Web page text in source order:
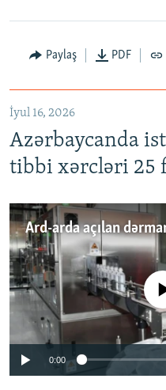
Paylaş PDF
İyul 16, 2026
Azərbaycanda
tibbi xərcləri 25
No media source
0:00